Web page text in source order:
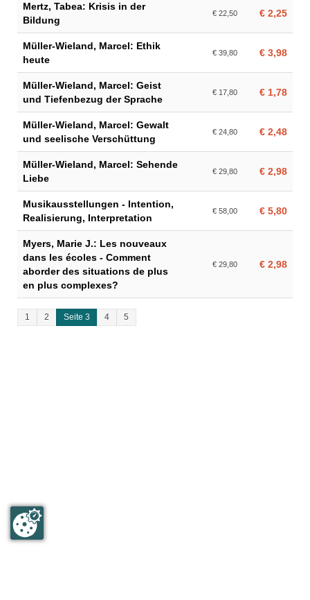
Mertz, Tabea: Krisis in der
Bildung
€ 22,50 € 2,25
Müller-Wieland, Marcel: Ethik
heute
€ 39,80 € 3,98
Müller-Wieland, Marcel: Geist
und Tiefenbezug der Sprache
€ 17,80 € 1,78
Müller-Wieland, Marcel: Gewalt
und seelische Verschüttung
€ 24,80 € 2,48
Müller-Wieland, Marcel: Sehende
Liebe
€ 29,80 € 2,98
Musikausstellungen - Intention,
Realisierung, Interpretation
€ 58,00 € 5,80
Myers, Marie J.: Les nouveaux
dans les écoles - Comment
aborder des situations de plus
en plus complexes?
€ 29,80 € 2,98
1 2 Seite 3 4 5